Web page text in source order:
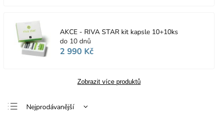
AKCE - RIVA STAR kit kapsle 10+10ks
do 10 dnů
2 990 Kč
Zobrazit více produktů
Nejprodávanější